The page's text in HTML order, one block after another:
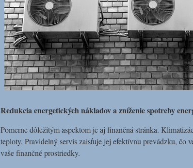
Redukcia energetických nákladov a zníženie spotreby
Pomerne dôležitým aspektom je aj finančná stránka.
teploty. Pravidelný servis zaisťuje jej efektívnu prevádzku, čo
vaše finančné prostriedky.